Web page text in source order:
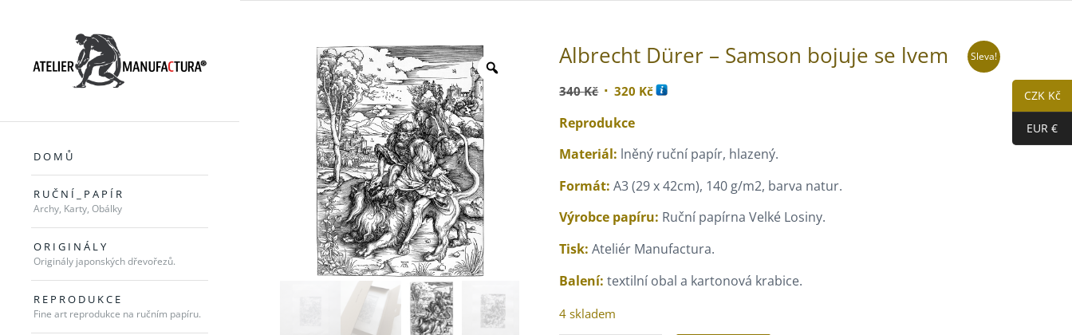
D O M Ů
R U Č N Í _ P A P Í R
Archy, Karty, Obálky
O R I G I N Á L Y
Originály japonských dřevořezů.
R E P R O D U K C E
Fine art reprodukce na ručním papíru.
Sleva!
Albrecht Dürer – Samson bojuje se lvem
340Kč Původní
byla:
340 Kč.
320 KčAktuální
320 Kč.
Reprodukce
Materiál: lněný ruční papír, hlazený.
Formát: A3 (29 x 42cm), 140 g/m2, barva natur.
Výrobce papíru: Ruční papírna Velké Losiny.
Tisk: Ateliér Manufactura.
Balení: textilní obal a kartonová krabice.
4 skladem
CZK Kč
EUR €